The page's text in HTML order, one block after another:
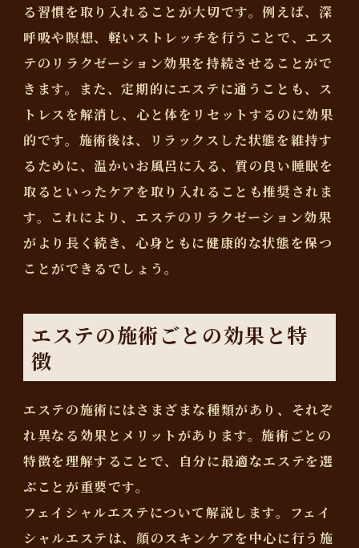
る習慣を取り入れることが大切です。例えば、深
呼吸や瞑想、軽いストレッチを行うことで、エス
テのリラクゼーション効果を持続させることがで
きます。また、定期的にエステに通うことも、ス
トレスを解消し、心と体をリセットするのに効果
的です。施術後は、リラックスした状態を維持す
るために、温かいお風呂に入る、質の良い睡眠を
取るといったケアを取り入れることも推奨されま
す。これにより、エステのリラクゼーション効果
がより長く続き、心身ともに健康的な状態を保つ
ことができるでしょう。
エステの施術ごとの効果と特
徴
エステの施術にはさまざまな種類があり、それぞ
れ異なる効果とメリットがあります。施術ごとの
特徴を理解することで、自分に最適なエステを選
ぶことが重要です。
フェイシャルエステについて解説します。フェイ
シャルエステは、顔のスキンケアを中心に行う施